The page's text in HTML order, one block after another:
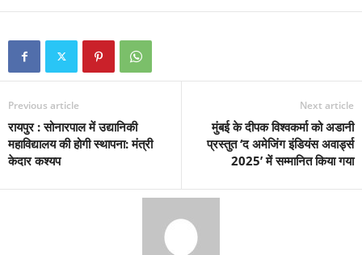
Previous article
रायपुर : सोनारपाल में उद्यानिकी
महाविद्यालय की होगी स्थापना: मंत्री
केदार कश्यप
Next article
मुंबई के दीपक विश्वकर्मा को अडानी
प्रस्तुत ‘द अमेजिंग इंडियंस अवार्ड्स
2025’ में सम्मानित किया गया